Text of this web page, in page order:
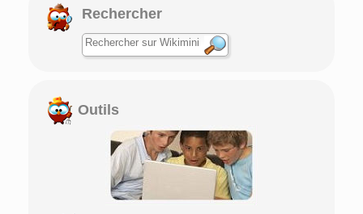
Rechercher
Outils